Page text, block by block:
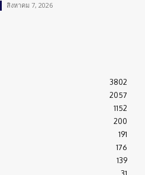
สิงหาคม 7, 2026
3802
2057
1152
200
191
176
139